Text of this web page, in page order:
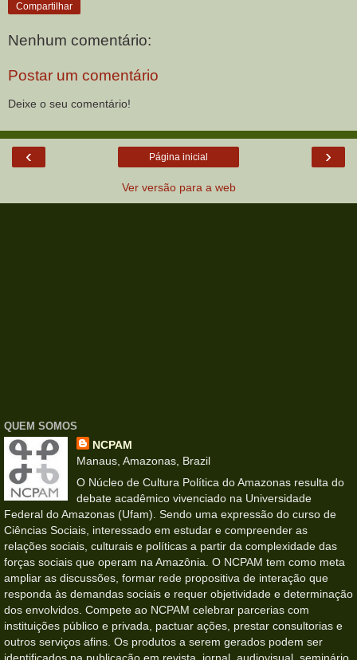
Compartilhar
Nenhum comentário:
Postar um comentário
Deixe o seu comentário!
‹ ›
Página inicial
Ver versão para a web
QUEM SOMOS
NCPAM
Manaus, Amazonas, Brazil
O Núcleo de Cultura Política do Amazonas resulta do
debate acadêmico vivenciado na Universidade
Federal do Amazonas (Ufam). Sendo uma expressão do curso de
Ciências Sociais, interessado em estudar e compreender as
relações sociais, culturais e políticas a partir da complexidade das
forças sociais que operam na Amazônia. O NCPAM tem como meta
ampliar as discussões, formar rede propositiva de interação que
responda às demandas sociais e requer objetividade e determinação
dos envolvidos. Compete ao NCPAM celebrar parcerias com
instituições público e privada, pactuar ações, prestar consultorias e
outros serviços afins. Os produtos a serem gerados podem ser